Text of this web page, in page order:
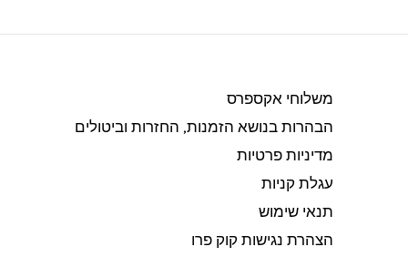
משלוחי אקספרס
הבהרות בנושא הזמנות, החזרות וביטולים​
מדיניות פרטיות
עגלת קניות
תנאי שימוש
הצהרת נגישות קוק פרו